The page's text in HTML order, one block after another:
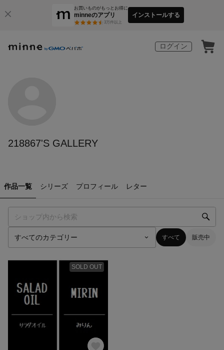
お買いものがもっとお得に
minneのアプリ
3万件以上
インストールする
ログイン
218867'S GALLERY
作品一覧 シリーズ プロフィール レター
すべて 販売中
SOLD OUT